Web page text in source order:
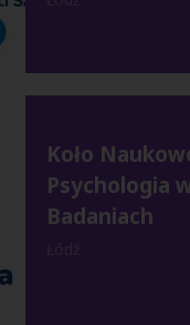
Koło
Psychologia
Badaniach